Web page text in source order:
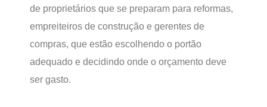
de proprietários que se preparam para reformas,
empreiteiros de construção e gerentes de
compras, que estão escolhendo o portão
adequado e decidindo onde o orçamento deve
ser gasto.